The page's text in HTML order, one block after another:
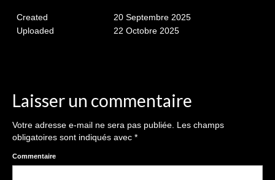
Reportages / Nature morte
Galeries Privées
séance du 25.04.26
Created
20 Septembre 2025
Uploaded
22 Octobre 2025
Laisser un commentaire
Votre adresse e-mail ne sera pas publiée. Les champs
obligatoires sont indiqués avec *
Commentaire